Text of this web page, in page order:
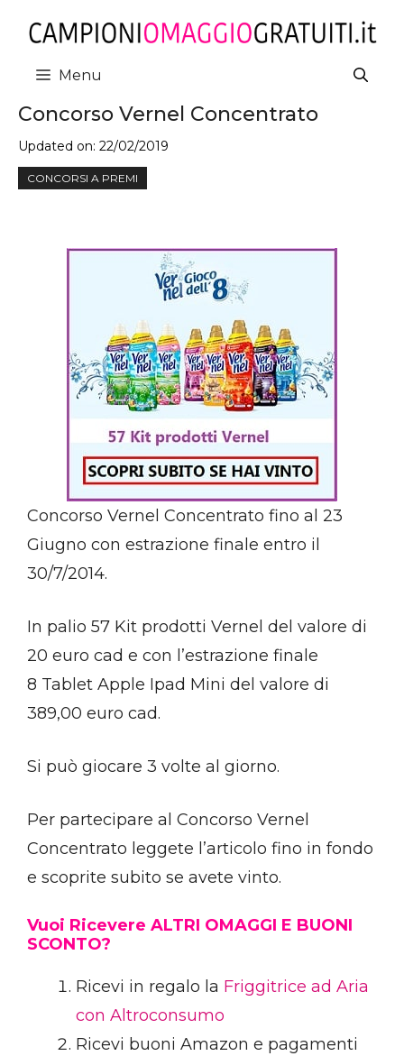
contenuto
Menu
Concorso Vernel Concentrato
Updated on: 22/02/2019
CONCORSI A PREMI
Concorso Vernel Concentrato fino al 23
Giugno con estrazione finale entro il
30/7/2014.
In palio 57 Kit prodotti Vernel del valore di
20 euro cad e con l’estrazione finale
8 Tablet Apple Ipad Mini del valore di
389,00 euro cad.
Si può giocare 3 volte al giorno.
Per partecipare al Concorso Vernel
Concentrato leggete l’articolo fino in fondo
e scoprite subito se avete vinto.
Vuoi Ricevere ALTRI OMAGGI E BUONI
SCONTO?
Ricevi in regalo la Friggitrice ad Aria
con Altroconsumo
Ricevi buoni Amazon e pagamenti